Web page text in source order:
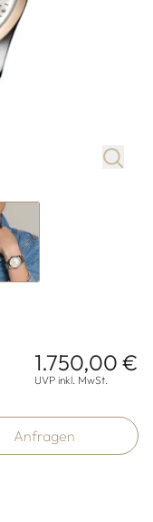
1.750,00 €
UVP inkl. MwSt.
Anfragen